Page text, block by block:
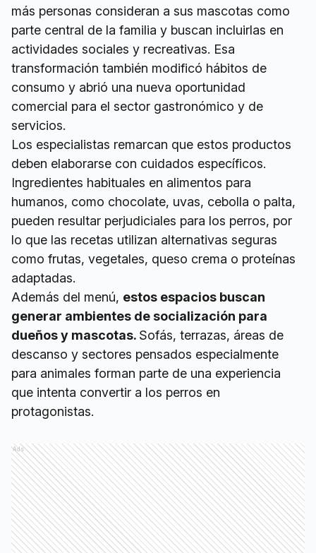
más personas consideran a sus mascotas como
parte central de la familia y buscan incluirlas en
actividades sociales y recreativas. Esa
transformación también modificó hábitos de
consumo y abrió una nueva oportunidad
comercial para el sector gastronómico y de
servicios.
Los especialistas remarcan que estos productos
deben elaborarse con cuidados específicos.
Ingredientes habituales en alimentos para
humanos, como chocolate, uvas, cebolla o palta,
pueden resultar perjudiciales para los perros, por
lo que las recetas utilizan alternativas seguras
como frutas, vegetales, queso crema o proteínas
adaptadas.
Además del menú, estos espacios buscan
generar ambientes de socialización para
dueños y mascotas. Sofás, terrazas, áreas de
descanso y sectores pensados especialmente
para animales forman parte de una experiencia
que intenta convertir a los perros en
protagonistas.
Ads